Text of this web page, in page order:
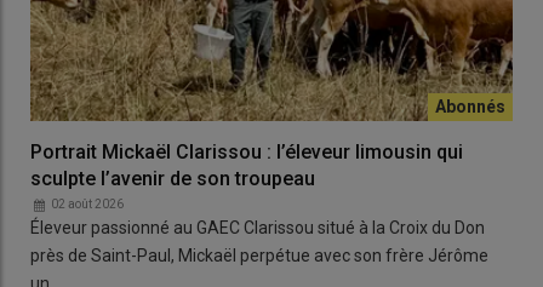
Portrait Mickaël Clarissou : l’éleveur limousin qui
sculpte l’avenir de son troupeau
02 août 2026
Éleveur passionné au GAEC Clarissou situé à la Croix du Don
près de Saint-Paul, Mickaël perpétue avec son frère Jérôme